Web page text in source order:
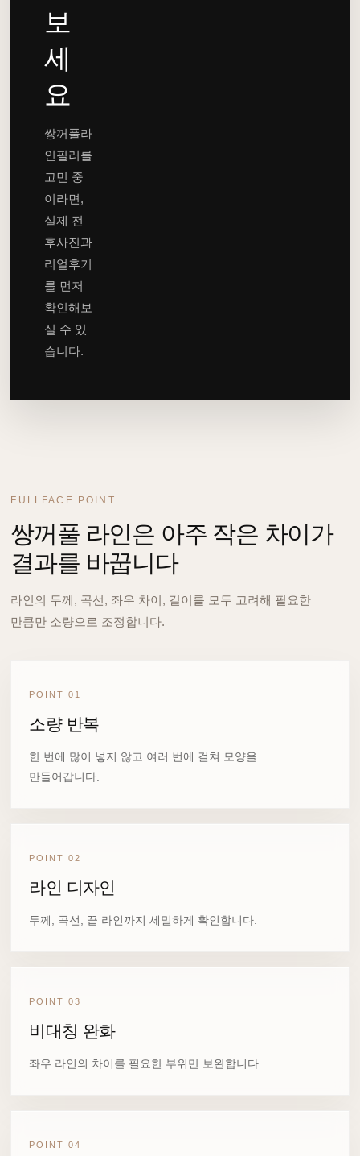
보
세
요
쌍꺼풀라
인필러를
고민 중
이라면,
실제 전
후사진과
리얼후기
를 먼저
확인해보
실 수 있
습니다.
FULLFACE POINT
쌍꺼풀 라인은 아주 작은 차이가
결과를 바꿉니다
라인의 두께, 곡선, 좌우 차이, 길이를 모두 고려해 필요한
만큼만 소량으로 조정합니다.
POINT 01
소량 반복
한 번에 많이 넣지 않고 여러 번에 걸쳐 모양을
만들어갑니다.
POINT 02
라인 디자인
두께, 곡선, 끝 라인까지 세밀하게 확인합니다.
POINT 03
비대칭 완화
좌우 라인의 차이를 필요한 부위만 보완합니다.
POINT 04